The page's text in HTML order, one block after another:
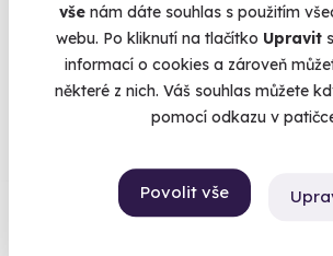
vše nám dáte souhlas s použitím
webu. Po kliknutí na tlačítko Upravit
informací o cookies a zároveň
některé z nich. Váš souhlas můžete
pomocí odkazu v
Povolit vše
Na heureka.czmáme
96% spokojenost
Co si o nás myslí